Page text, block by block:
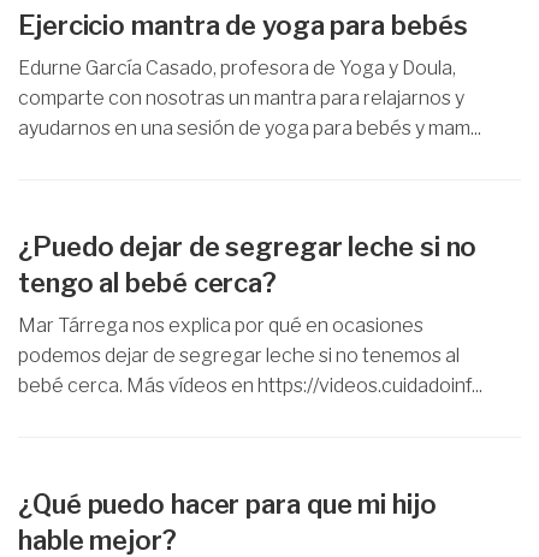
Ejercicio mantra de yoga para bebés
Edurne García Casado, profesora de Yoga y Doula,
comparte con nosotras un mantra para relajarnos y
ayudarnos en una sesión de yoga para bebés y mam...
¿Puedo dejar de segregar leche si no
tengo al bebé cerca?
Mar Tárrega nos explica por qué en ocasiones
podemos dejar de segregar leche si no tenemos al
bebé cerca. Más vídeos en https://videos.cuidadoinf...
¿Qué puedo hacer para que mi hijo
hable mejor?